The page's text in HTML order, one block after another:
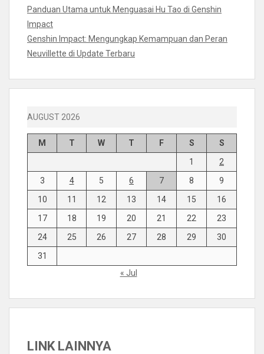
Panduan Utama untuk Menguasai Hu Tao di Genshin
Impact
Genshin Impact: Mengungkap Kemampuan dan Peran
Neuvillette di Update Terbaru
AUGUST 2026
M T W T F S
S
1
2
3
4 5 6 7 8
9
10
11 12 13 14 15
16
17
18 19 20 21 22
23
24
25 26 27 28 29
30
31
« Jul
LINK LAINNYA